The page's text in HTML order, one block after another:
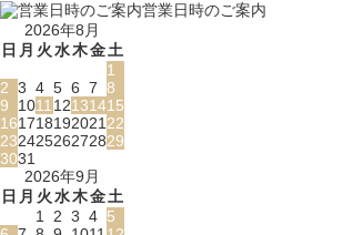
営業日時のご案内
2026年8月
日 月 火水木金土
1
2 3 4 5 6 7 8
9
101112131415
16171819202122
23242526272829
3031
2026年9月
日 月 火水木金土
1 2 3 4 5